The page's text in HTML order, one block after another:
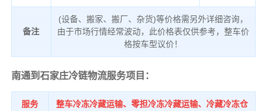
备注
(设备、搬家、搬厂、杂货)等价格需另外详细咨询，
由于市场行情经常波动，此价格表仅供参考，整车价
格按车型议价！
南通到石家庄冷链物流服务项目：
服务
整车冷冻冷藏运输、零担冷冻冷藏运输、冷藏冷冻仓